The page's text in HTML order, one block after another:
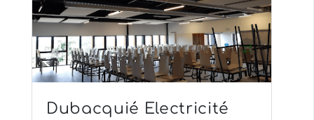
Dubacquié Electricité